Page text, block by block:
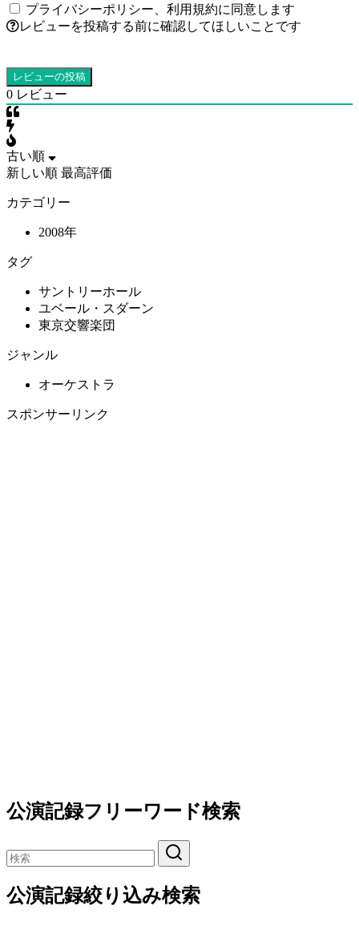
プライバシーポリシー
利用規約に同意します
レビューを投稿する前に確認してほしいことです
0 レビュー
古い順
新しい順 最高評価
カテゴリー
2008年
タグ
サントリーホール
ユベール・スダーン
東京交響楽団
ジャンル
オーケストラ
スポンサーリンク
公演記録フリーワード検索
公演記録絞り込み検索